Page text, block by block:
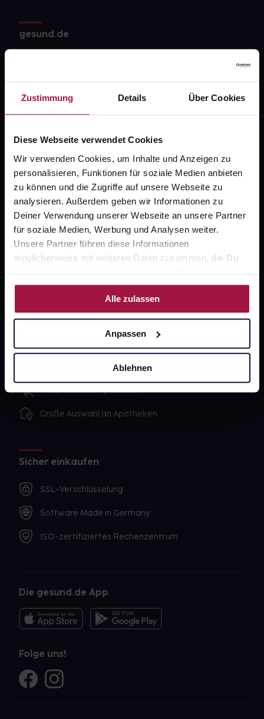
Zustimmung Details Über Cookies
Diese Webseite verwendet Cookies
Wir verwenden Cookies, um Inhalte und Anzeigen zu
personalisieren, Funktionen für soziale Medien anbieten
zu können und die Zugriffe auf unsere Webseite zu
analysieren. Außerdem geben wir Informationen zu
Deiner Verwendung unserer Webseite an unsere Partner
für soziale Medien, Werbung und Analysen weiter.
Unsere Partner führen diese Informationen
möglicherweise mit weiteren Daten zusammen, die Du
ihnen bereitgestellt hast oder die sie im Rahmen Deiner
Nutzung der Dienste gesammelt haben.
Alle zulassen
Anpassen
Ablehnen
gesund.de
Karriere
Newsletter
gesund-versorger.de
Sanitätshäuser
Datenschutz
AGB
Impressum
Ausgewählte Wunschprodukte sofort abholbereit
Lieferung für sofort verfügbare Artikel meist am
selben Tag möglich
Freie Wahl der Apotheke
Große Auswahl an Apotheken
Sicher einkaufen
SSL-Verschlüsselung
Software Made in Germany
ISO-zertifiziertes Rechenzentrum
Die gesund.de App
Folge uns!